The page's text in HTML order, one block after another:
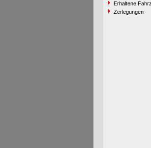
Erhaltene
Zerlegungen